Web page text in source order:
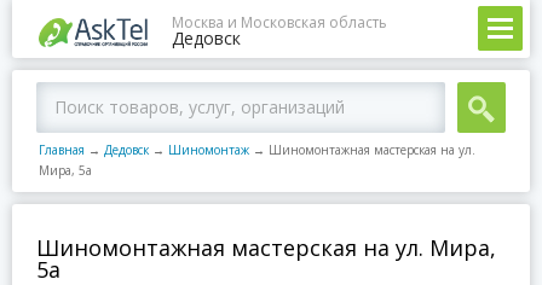
Москва и Московская область
Дедовск
Главная → Дедовск → Шиномонтаж → Шиномонтажная мастерская на ул.
Мира, 5а
Шиномонтажная мастерская на ул. Мира,
5а